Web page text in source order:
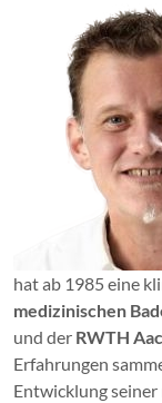
hat ab 1985 eine
medizinischen
und der RWTH
Erfahrungen
Entwicklung